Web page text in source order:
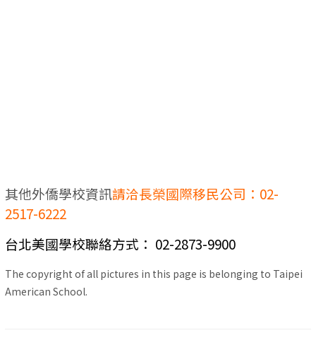
其他外僑學校資訊請洽長榮國際移民公司： 02-
2517-6222
台北美國學校聯絡方式 ： 02-2873-9900
The copyright of all pictures in this page is belonging to Taipei
American School.